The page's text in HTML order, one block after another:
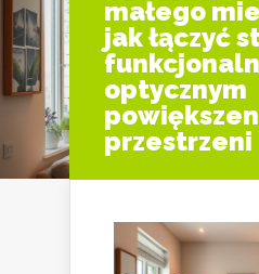
małego
jak łączyć
optycznym
przestrzeni